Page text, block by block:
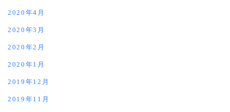
2020年4月
2020年3月
2020年2月
2020年1月
2019年12月
2019年11月